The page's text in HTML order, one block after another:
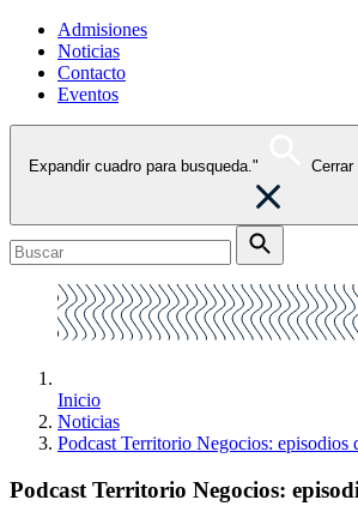
Admisiones
Noticias
Contacto
Eventos
Expandir cuadro para busqueda."
Inicio
Noticias
Podcast Territorio Negocios: episodios
Podcast Territorio Negocios: